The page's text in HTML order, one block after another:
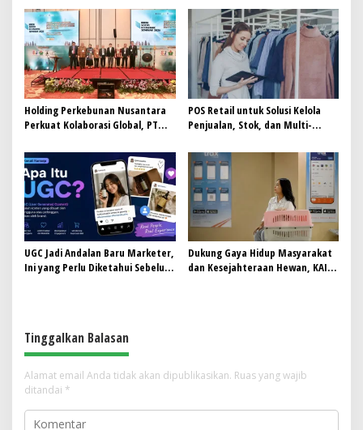
Bedampak bagi Indonesia
yang Menghubungkan Inovasi,
Pengalaman, dan Pertumbuhan
Bersama
Holding Perkebunan Nusantara
Perkuat Kolaborasi Global, PT
Seminar 2026
POS Retail untuk Solusi Kelola
Penjualan, Stok, dan Multi-
UGC Jadi Andalan Baru Marketer,
Ini yang Perlu Diketahui Sebelum
Dukung Gaya Hidup Masyarakat
dan Kesejahteraan Hewan, KAI
Tinggalkan Balasan
Alamat email Anda tidak akan dipublikasikan. Ruas yang wajib
ditandai *